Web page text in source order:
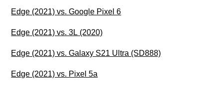
Edge (2021) vs. Google Pixel 6
Edge (2021) vs. 3L (2020)
Edge (2021) vs. Galaxy S21 Ultra (SD888)
Edge (2021) vs. Pixel 5a